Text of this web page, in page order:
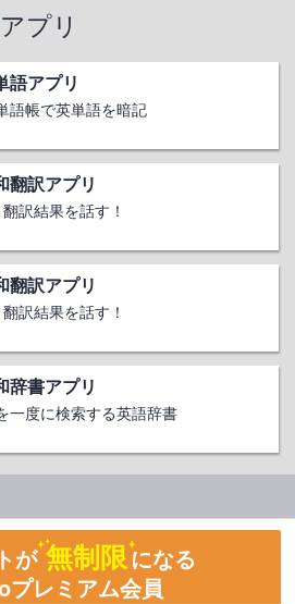
プリ
語アプリ
語帳で英単語を暗記
翻訳アプリ
訳結果を話す！
翻訳アプリ
訳結果を話す！
辞書アプリ
一度に検索する英語辞書
が 無制限になる
プレミアム会員